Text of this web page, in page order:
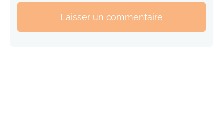
Laisser un commentaire